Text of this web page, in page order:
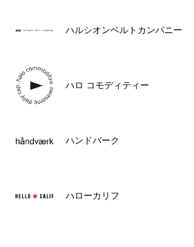
ハルシオンベルトカンパニー
ハロ コモディティー
ハンドバーク
ハローカリフ